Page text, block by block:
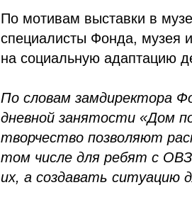
По мотивам выставки в
специалисты Фонда, музея
на социальную адаптацию
По словам замдиректора
дневной занятости «Дом
творчество позволяют
том числе для ребят с
их, а создавать ситуацию